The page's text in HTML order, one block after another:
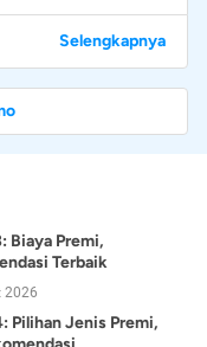
Selengkapnya
Biaya Premi,
Terbaik
2026
Pilihan Jenis Premi,